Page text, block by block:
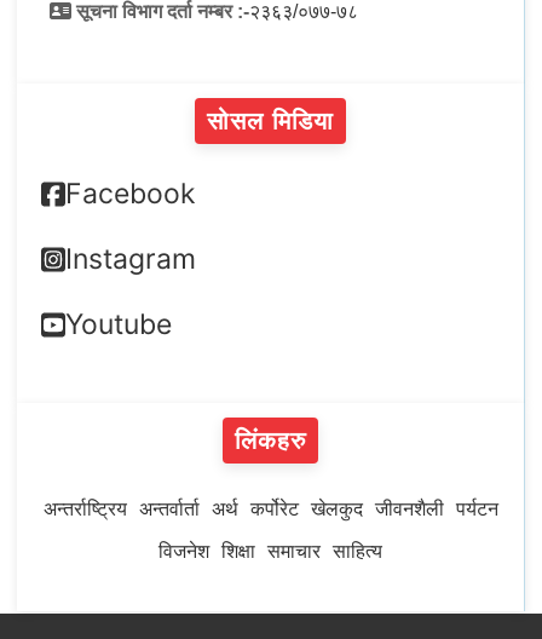
सूचना विभाग दर्ता नम्बर :-२३६३/०७७-७८
सोसल मिडिया
Facebook
Instagram
Youtube
लिंकहरु
अन्तर्राष्ट्रिय अन्तर्वार्ता अर्थ कर्पोरेट खेलकुद जीवनशैली पर्यटन
विजनेश शिक्षा समाचार साहित्य